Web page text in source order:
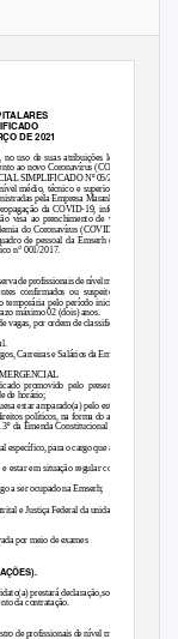
DE 2021
no uso de suas atribuições legais,
ao novo Coronavírus (COVID-
SIMPLIFICADO Nº 05/2021,
médio, técnico e superior como
pela Empresa Maranhense
da COVID-19, infecção
visa ao prenchimento de vagas
do Coronavírus (COVID-19),
de pessoal da Emserh e não
n° 001/2017.
de profissionais de nívelm
confirmados ou suspeitos de
pelo período inicial de
máximo 02 (dois) anos.
vagas, por ordem de classificação
Carreiras e Salários da Emserh.
promovido pelo presente Edital,
de horário;
estar amparado(a) pelo estatuto
políticos, na forma do art. 13
da Emenda Constitucional nº 19
para o cargo que assim
em situação regular com as
a ser ocupado na Emserh;
e Justiça Federal da unidade da
por meio de exames
prestará declaração,sob as
da contratação.
de profissionais de nível médio,